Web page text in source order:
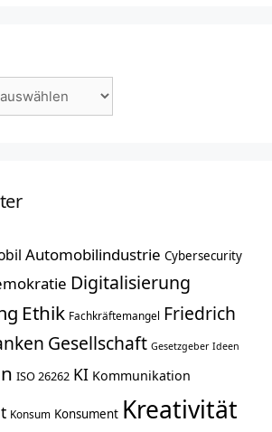
Automobilindustrie Cybersecurity
Digitalisierung
Ethik Fachkräftemangel Friedrich
Gesellschaft Gesetzgeber Ideen
ISO 26262 KI Kommunikation
Konsum Konsument Kreativität